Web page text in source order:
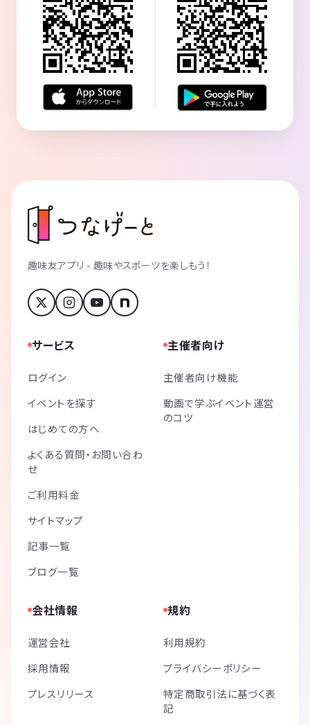
趣味友アプリ - 趣味やスポーツを楽しもう！
サービス
ログイン
イベントを探す
はじめての方へ
よくある質問・お問い合わ
せ
ご利用料金
サイトマップ
記事一覧
ブログ一覧
主催者向け
主催者向け機能
動画で学ぶイベント運営
のコツ
会社情報
運営会社
採用情報
プレスリリース
規約
利用規約
プライバシーポリシー
特定商取引法に基づく表
記